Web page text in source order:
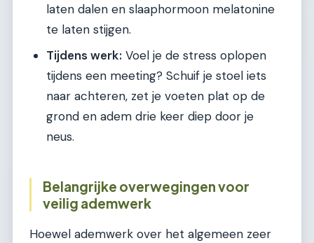
laten dalen en slaaphormoon melatonine
te laten stijgen.
Tijdens werk: Voel je de stress oplopen
tijdens een meeting? Schuif je stoel iets
naar achteren, zet je voeten plat op de
grond en adem drie keer diep door je
neus.
Belangrijke overwegingen voor
veilig ademwerk
Hoewel ademwerk over het algemeen zeer